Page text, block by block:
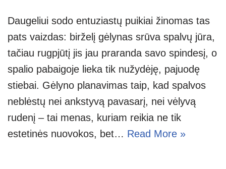
Daugeliui sodo entuziastų puikiai žinomas tas
pats vaizdas: birželį gėlynas srūva spalvų jūra,
tačiau rugpjūtį jis jau praranda savo spindesį, o
spalio pabaigoje lieka tik nužydėję, pajuodę
stiebai. Gėlyno planavimas taip, kad spalvos
neblėstų nei ankstyvą pavasarį, nei vėlyvą
rudenį – tai menas, kuriam reikia ne tik
estetinės nuovokos, bet… Read More »